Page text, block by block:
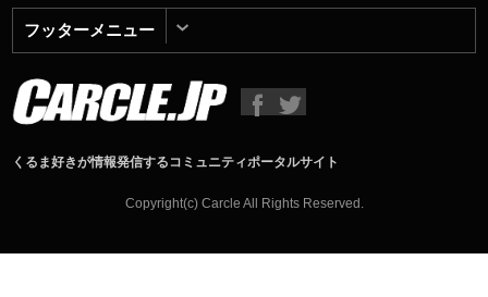
フッターメニュー
くるま好きが情報発信するコミュニティポータルサイト
Copyright(c) Carcle All Rights Reserved.